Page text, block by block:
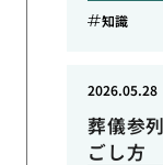
知識
葬儀参
ごし方
2026.05.28